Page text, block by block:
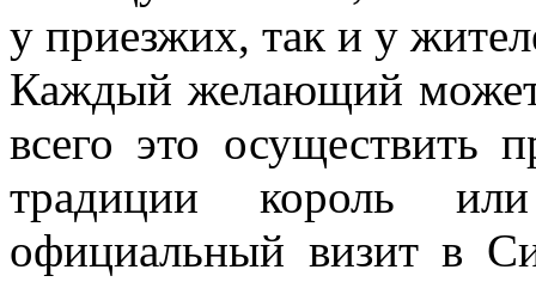
у приезжих, так и у
Каждый желающий может
всего это осуществить
традиции король
официальный визит в